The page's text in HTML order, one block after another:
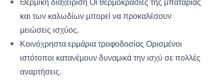
Θερμική διαχείριση Οι θερμοκρασίες της μπαταρίας
και των καλωδίων μπορεί να προκαλέσουν
μειώσεις ισχύος.
Κοινόχρηστα ερμάρια τροφοδοσίας Ορισμένοι
ιστότοποι κατανέμουν δυναμικά την ισχύ σε πολλές
αναρτήσεις.